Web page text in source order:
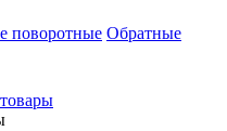
поворотные Обратные